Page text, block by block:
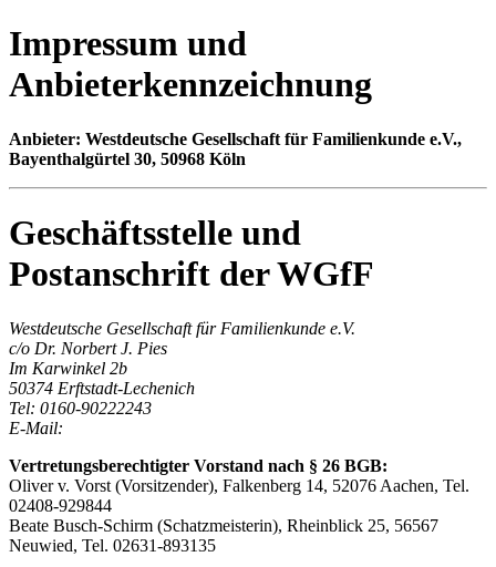
Impressum und
Anbieterkennzeichnung
Anbieter: Westdeutsche Gesellschaft für Familienkunde e.V.,
Bayenthalgürtel 30, 50968 Köln
Geschäftsstelle und
Postanschrift der WGfF
Westdeutsche Gesellschaft für Familienkunde e.V.
c/o Dr. Norbert J. Pies
Im Karwinkel 2b
50374 Erftstadt-Lechenich
Tel: 0160-90222243
E-Mail:
Vertretungsberechtigter Vorstand nach § 26 BGB:
Oliver v. Vorst (Vorsitzender), Falkenberg 14, 52076 Aachen, Tel.
02408-929844
Beate Busch-Schirm (Schatzmeisterin), Rheinblick 25, 56567
Neuwied, Tel. 02631-893135